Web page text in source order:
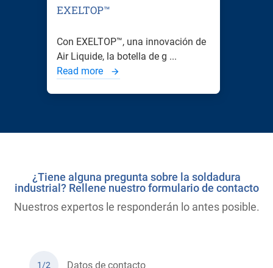
EXELTOP™
Con EXELTOP™, una innovación de
Air Liquide, la botella de g ...
Read more
¿Tiene alguna pregunta sobre la soldadura
industrial? Rellene nuestro formulario de contacto
Nuestros expertos le responderán lo antes posible.
1/2 Datos de contacto